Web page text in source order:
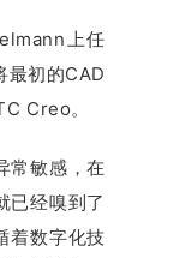
上任
最初的CAD
Creo。
常敏感，在
已经嗅到了
着数字化技